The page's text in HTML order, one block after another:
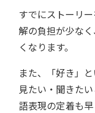
すでにストーリ
解の負担が少な
くなります。
また、「好き」
見たい・聞きた
語表現の定着も早